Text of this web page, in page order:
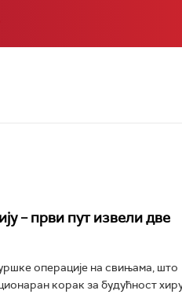
– први пут извели две
операције на свињама, што
корак за будућност